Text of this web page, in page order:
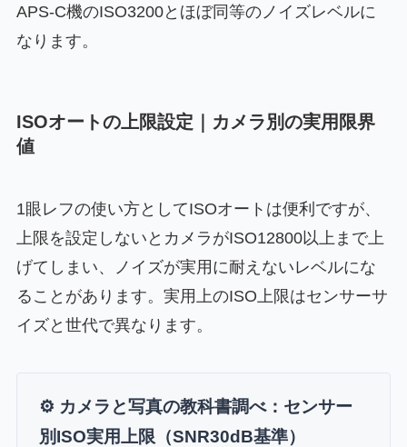
APS-C機のISO3200とほぼ同等のノイズレベルに
なります。
ISOオートの上限設定｜カメラ別の実用限界
値
1眼レフの使い方としてISOオートは便利ですが、
上限を設定しないとカメラがISO12800以上まで上
げてしまい、ノイズが実用に耐えないレベルにな
ることがあります。実用上のISO上限はセンサーサ
イズと世代で異なります。
⚙️ カメラと写真の教科書調べ：センサー
別ISO実用上限（SNR30dB基準）